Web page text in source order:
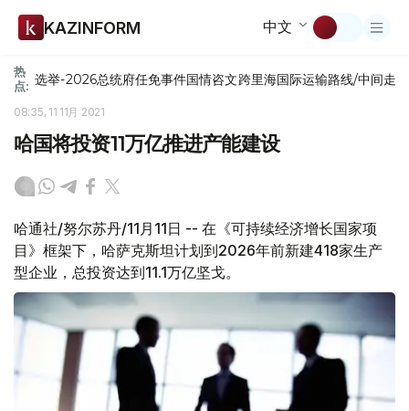
KAZINFORM 中文
热
点: 选举-2026总统府任免事件国情咨文跨里海国际运输路线/中间走廊
08:35, 11 11月 2021
哈国将投资11万亿推进产能建设
哈通社/努尔苏丹/11月11日 -- 在《可持续经济增长国家项
目》框架下，哈萨克斯坦计划到2026年前新建418家生产
型企业，总投资达到11.1万亿坚戈。